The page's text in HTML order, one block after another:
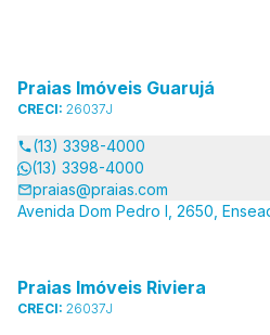
Praias Imóveis Guarujá
CRECI: 26037J
(13) 3398-4000
(13) 3398-4000
praias@praias.com
Avenida Dom Pedro I, 2650,
Praias Imóveis Riviera
CRECI: 26037J